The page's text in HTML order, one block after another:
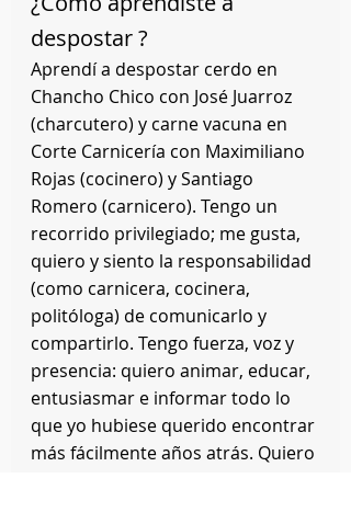
despostar ?
Aprendí a despostar cerdo en
Chancho Chico con José Juarroz
(charcutero) y carne vacuna en
Corte Carnicería con Maximiliano
Rojas (cocinero) y Santiago
Romero (carnicero). Tengo un
recorrido privilegiado; me gusta,
quiero y siento la responsabilidad
(como carnicera, cocinera,
politóloga) de comunicarlo y
compartirlo. Tengo fuerza, voz y
presencia: quiero animar, educar,
entusiasmar e informar todo lo
que yo hubiese querido encontrar
más fácilmente años atrás. Quiero